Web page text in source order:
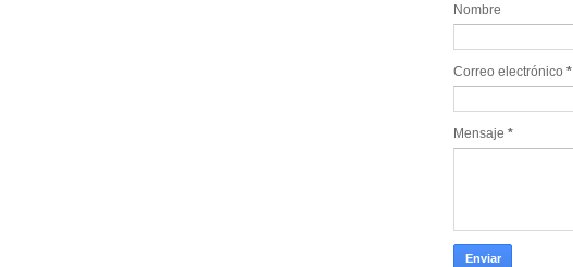
Nombre
Correo electrónico *
Mensaje *